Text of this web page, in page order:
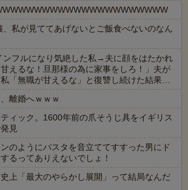
、私が見ててあげないとご飯食べないのなん
ンフルになり気絶した私→夫に顔をはたかれ
甘えるな！旦那様の為に家事をしろ！」夫が
「無職が甘えるな」と復讐し続けた結果…
離婚へｗｗｗ
ィック。1600年前の爪そうじ具をイギリス
見
ンのようにパスタを音立ててすすった男にド
るってありえないでしょ！
史上「最大のやらかし展開」って結局なんだ